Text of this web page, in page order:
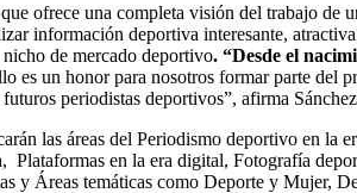
ofrece una completa visión del trabajo de
información deportiva interesante,
de mercado deportivo. “Desde el
es un honor para nosotros formar parte del
periodistas deportivos”, afirma
las áreas del Periodismo deportivo en la
Plataformas en la era digital, Fotografía
y Áreas temáticas como Deporte y Mujer,